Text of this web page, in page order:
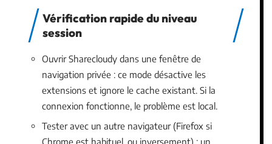
Vérification rapide du niveau
session
Ouvrir Sharecloudy dans une fenêtre de
navigation privée : ce mode désactive les
extensions et ignore le cache existant. Si la
connexion fonctionne, le problème est local.
Tester avec un autre navigateur (Firefox si
Chrome est habituel, ou inversement) : un